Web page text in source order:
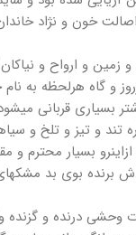
خون و نژاد
زمین و ارواح و نیاکان
و گاه هرلحظه به
تند و تیز و تلخ و
ازاینرو بسیار
برنده بوی بد
وحشی درنده و گزنده